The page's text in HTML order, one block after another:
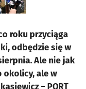
roku przyciąga
odbędzie się w
Ale nie jak
okolicy, ale w
– PORT